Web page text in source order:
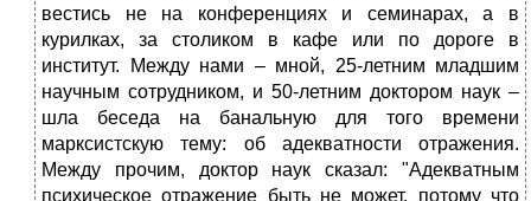
вестись не на конференциях и семинарах, а в
курилках, за столиком в кафе или по дороге в
институт. Между нами – мной, 25-летним младшим
научным сотрудником, и 50-летним доктором наук –
шла беседа на банальную для того времени
марксистскую тему: об адекватности отражения.
Между прочим, доктор наук сказал: "Адекватным
психическое отражение быть не может, потому что